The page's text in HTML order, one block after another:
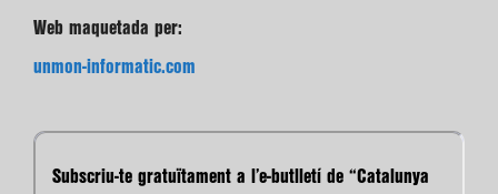
Web maquetada per:
unmon-informatic.com
Subscriu-te gratuïtament a l’e-butlletí de “Catalunya